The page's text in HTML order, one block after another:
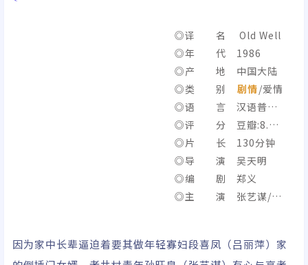
◎译 名 Old Well
◎年 代 1986
◎产 地 中国大陆
◎类 别 剧情/爱情
◎语 言 汉语普通
话
◎评 分 豆瓣:8.1/I
MDb:7.1
◎片 长 130分钟
◎导 演 吴天明
◎编 剧 郑义
◎主 演 张艺谋/梁
勇/穆淑兰/谭希和/李菁
因为家中长辈逼迫着要其做年轻寡妇段喜凤（吕丽萍）家